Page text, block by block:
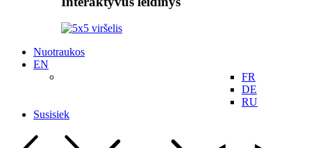
Nuotraukos
EN
FR
DE
RU
Susisiek